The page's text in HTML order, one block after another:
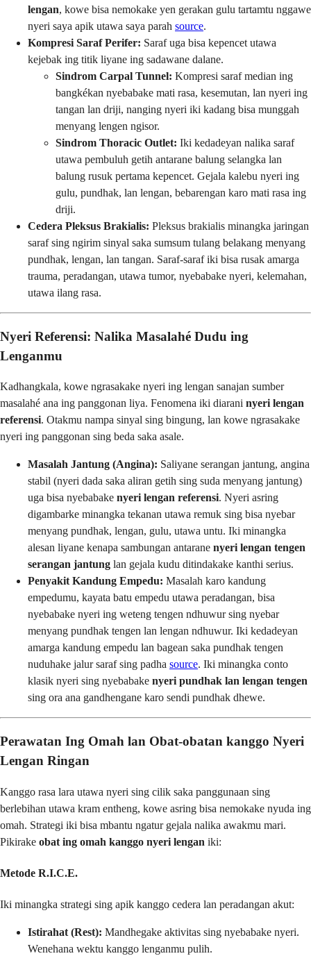
lengan, kowe bisa nemokake yen gerakan gulu tartamtu nggawe
nyeri saya apik utawa saya parah source.
Kompresi Saraf Perifer: Saraf uga bisa kepencet utawa
kejebak ing titik liyane ing sadawane dalane.
Sindrom Carpal Tunnel: Kompresi saraf median ing
bangkékan nyebabake mati rasa, kesemutan, lan nyeri ing
tangan lan driji, nanging nyeri iki kadang bisa munggah
menyang lengen ngisor.
Sindrom Thoracic Outlet: Iki kedadeyan nalika saraf
utawa pembuluh getih antarane balung selangka lan
balung rusuk pertama kepencet. Gejala kalebu nyeri ing
gulu, pundhak, lan lengan, bebarengan karo mati rasa ing
driji.
Cedera Pleksus Brakialis: Pleksus brakialis minangka jaringan
saraf sing ngirim sinyal saka sumsum tulang belakang menyang
pundhak, lengan, lan tangan. Saraf-saraf iki bisa rusak amarga
trauma, peradangan, utawa tumor, nyebabake nyeri, kelemahan,
utawa ilang rasa.
Nyeri Referensi: Nalika Masalahé Dudu ing
Lenganmu
Kadhangkala, kowe ngrasakake nyeri ing lengan sanajan sumber
masalahé ana ing panggonan liya. Fenomena iki diarani nyeri lengan
referensi. Otakmu nampa sinyal sing bingung, lan kowe ngrasakake
nyeri ing panggonan sing beda saka asale.
Masalah Jantung (Angina): Saliyane serangan jantung, angina
stabil (nyeri dada saka aliran getih sing suda menyang jantung)
uga bisa nyebabake nyeri lengan referensi. Nyeri asring
digambarke minangka tekanan utawa remuk sing bisa nyebar
menyang pundhak, lengan, gulu, utawa untu. Iki minangka
alesan liyane kenapa sambungan antarane nyeri lengan tengen
serangan jantung lan gejala kudu ditindakake kanthi serius.
Penyakit Kandung Empedu: Masalah karo kandung
empedumu, kayata batu empedu utawa peradangan, bisa
nyebabake nyeri ing weteng tengen ndhuwur sing nyebar
menyang pundhak tengen lan lengan ndhuwur. Iki kedadeyan
amarga kandung empedu lan bagean saka pundhak tengen
nuduhake jalur saraf sing padha source. Iki minangka conto
klasik nyeri sing nyebabake nyeri pundhak lan lengan tengen
sing ora ana gandhengane karo sendi pundhak dhewe.
Perawatan Ing Omah lan Obat-obatan kanggo Nyeri
Lengan Ringan
Kanggo rasa lara utawa nyeri sing cilik saka panggunaan sing
berlebihan utawa kram entheng, kowe asring bisa nemokake nyuda ing
omah. Strategi iki bisa mbantu ngatur gejala nalika awakmu mari.
Pikirake obat ing omah kanggo nyeri lengan iki:
Metode R.I.C.E.
Iki minangka strategi sing apik kanggo cedera lan peradangan akut:
Istirahat (Rest): Mandhegake aktivitas sing nyebabake nyeri.
Wenehana wektu kanggo lenganmu pulih.